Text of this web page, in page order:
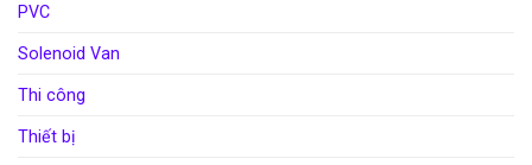
PVC
Solenoid Van
Thi công
Thiết bị